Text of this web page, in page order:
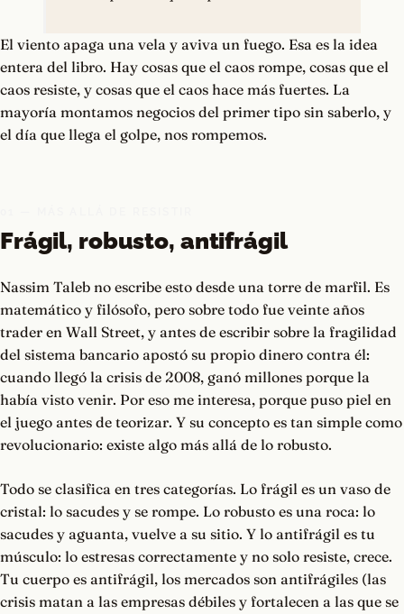
El viento apaga una vela y aviva un fuego. Esa es la idea
entera del libro. Hay cosas que el caos rompe, cosas que el
caos resiste, y cosas que el caos hace más fuertes. La
mayoría montamos negocios del primer tipo sin saberlo, y
el día que llega el golpe, nos rompemos.
Frágil, robusto, antifrágil
Nassim Taleb no escribe esto desde una torre de marfil. Es
matemático y filósofo, pero sobre todo fue veinte años
trader en Wall Street, y antes de escribir sobre la fragilidad
del sistema bancario apostó su propio dinero contra él:
cuando llegó la crisis de 2008, ganó millones porque la
había visto venir. Por eso me interesa, porque puso piel en
el juego antes de teorizar. Y su concepto es tan simple como
revolucionario: existe algo más allá de lo robusto.
Todo se clasifica en tres categorías. Lo frágil es un vaso de
cristal: lo sacudes y se rompe. Lo robusto es una roca: lo
sacudes y aguanta, vuelve a su sitio. Y lo antifrágil es tu
músculo: lo estresas correctamente y no solo resiste, crece.
Tu cuerpo es antifrágil, los mercados son antifrágiles (las
crisis matan a las empresas débiles y fortalecen a las que se